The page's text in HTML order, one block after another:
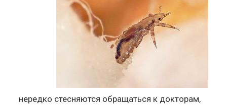
нередко стесняются обращаться к докторам,